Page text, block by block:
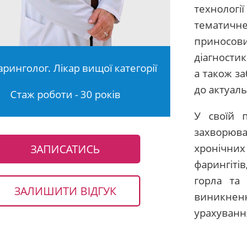
Лікар вищої категорії
Стаж роботи - 30 років
ЗАПИСАТИСЬ
ЗАЛИШИТИ ВІДГУК
а також
до
У своїй
горла та